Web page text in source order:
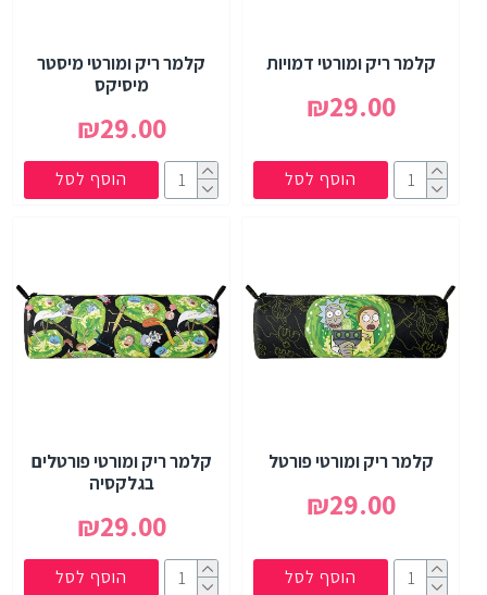
קלמר ריק ומורטי דמויות
₪29.00
הוסף לסל
קלמר ריק ומורטי מיסטר
מיסיקס
₪29.00
הוסף לסל
קלמר ריק ומורטי פורטל
₪29.00
הוסף לסל
קלמר ריק ומורטי פורטלים
בגלקסיה
₪29.00
הוסף לסל